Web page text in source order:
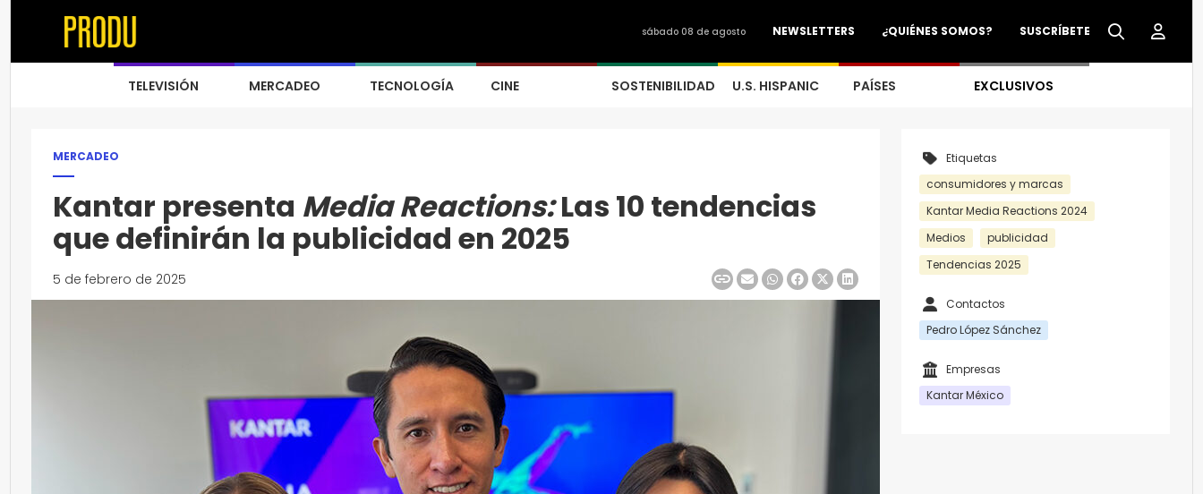
SUSCRÍBETE
¿QUIÉNES SOMOS?
NEWSLETTERS
sábado 08 de agosto
TELEVISIÓN MERCADEO TECNOLOGÍA CINE SOSTENIBILIDAD U.S. HISPANIC PAÍSES EXCLUSIVOS
MERCADEO
Kantar presenta Media Reactions:Las 10 tendencias
que definirán la publicidad en 2025
5 de febrero de 2025
Etiquetas
consumidores y marcas
Kantar Media Reactions 2024
Medios
publicidad
Tendencias 2025
Contactos
Pedro López Sánchez
Empresas
Kantar México